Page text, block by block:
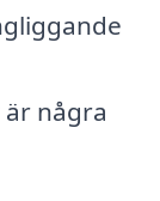
några